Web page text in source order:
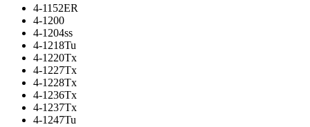
4-1152ER
4-1200
4-1204ss
4-1218Tu
4-1220Tx
4-1227Tx
4-1228Tx
4-1236Tx
4-1237Tx
4-1247Tu